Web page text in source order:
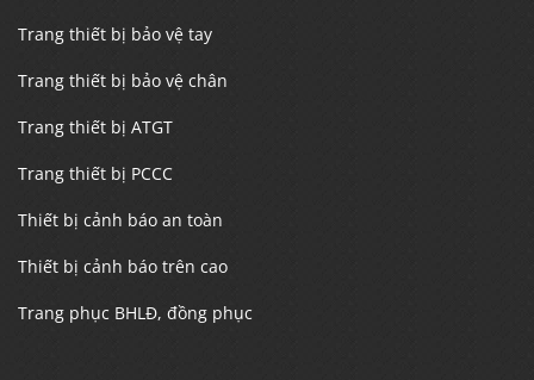
Trang thiết bị bảo vệ tay
Trang thiết bị bảo vệ chân
Trang thiết bị ATGT
Trang thiết bị PCCC
Thiết bị cảnh báo an toàn
Thiết bị cảnh báo trên cao
Trang phục BHLĐ, đồng phục